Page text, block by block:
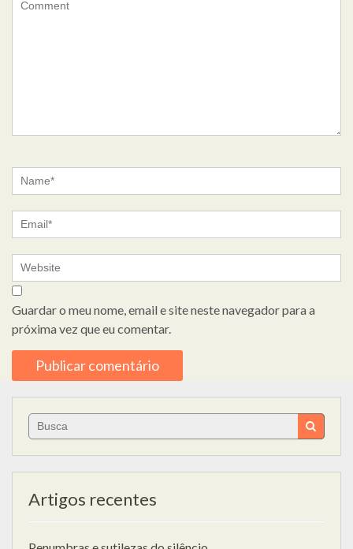
Guardar o meu nome, email e site neste navegador para a
próxima vez que eu comentar.
Search
for:
Artigos recentes